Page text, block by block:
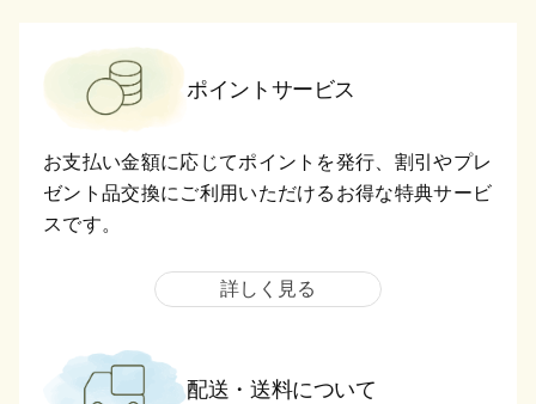
ポイントサービス
お支払い金額に応じてポイントを発行、割引やプレ
ゼント品交換にご利用いただけるお得な特典サービ
スです。
詳しく見る
配送・送料について